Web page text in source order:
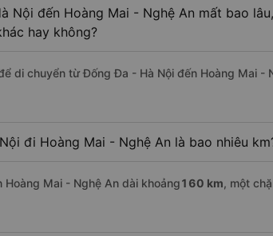
Nội đến Hoàng Mai - Nghệ An mất bao
hay không?
di chuyển từ Đống Đa - Hà Nội đến Hoàng Mai -
đi Hoàng Mai - Nghệ An là bao nhiêu
Mai - Nghệ An dài khoảng160 km, một